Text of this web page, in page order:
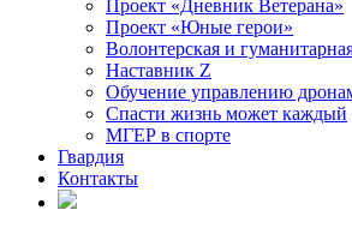
Проект «Дневник Ветерана»
Проект «Юные герои»
Волонтерская и
Наставник Z
Обучение управлению
Спасти жизнь может каждый
МГЕР в спорте
Гвардия
Контакты